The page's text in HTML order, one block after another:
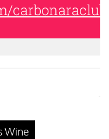
Wine